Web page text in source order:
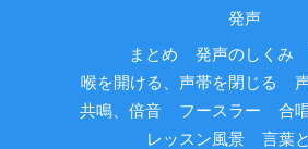
発声
まとめ 発声のしくみ
喉を開ける、声帯を閉じる
共鳴、倍音
フースラー 合
レッスン風景
言葉